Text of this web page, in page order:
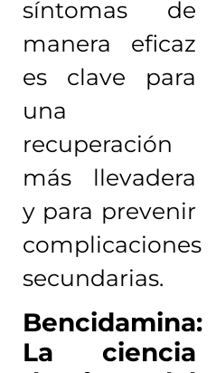
síntomas de
manera eficaz
es clave para
una
recuperación
más llevadera
y para prevenir
complicaciones
secundarias.
Bencidamina:
La ciencia